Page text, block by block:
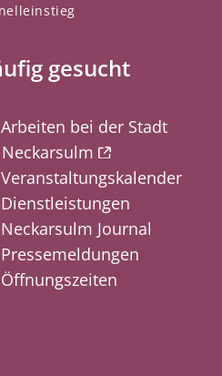
gesucht
Arbeiten bei der Stadt
Neckarsulm
Veranstaltungskalender
Dienstleistungen
Neckarsulm Journal
Pressemeldungen
Öffnungszeiten